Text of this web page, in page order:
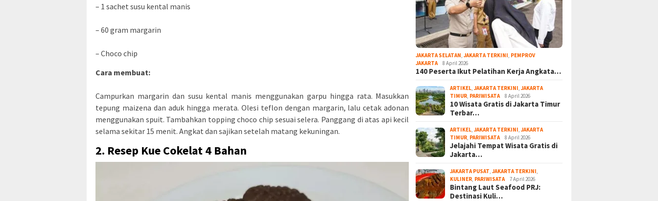
– 1 sachet susu kental manis
– 60 gram margarin
– Choco chip
Cara membuat:
Campurkan margarin dan susu kental manis menggunakan garpu hingga rata. Masukkan
tepung maizena dan aduk hingga merata. Olesi teflon dengan margarin, lalu cetak adonan
menggunakan spuit. Tambahkan topping choco chip sesuai selera. Panggang di atas api kecil
selama sekitar 15 menit. Angkat dan sajikan setelah matang kekuningan.
2. Resep Kue Cokelat 4 Bahan
JAKARTA SELATAN ,JAKARTA TERKINI PEMPROV
JAKARTA
8 April 2026
140 Peserta Ikut Pelatihan Kerja Angkata…
ARTIKEL ,JAKARTA TERKINI ,JAKARTA
TIMUR PARIWISATA 8 April 2026
10 Wisata Gratis di Jakarta Timur
Terbar…
ARTIKEL ,JAKARTA TERKINI ,JAKARTA
TIMUR PARIWISATA 8 April 2026
Jelajahi Tempat Wisata Gratis di
Jakarta…
JAKARTA PUSAT ,JAKARTA TERKINI
KULINER PARIWISATA 7 April 2026
Bintang Laut Seafood PRJ:
Destinasi Kuli…